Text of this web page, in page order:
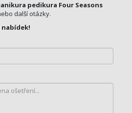
pedikura Four Seasons
další otázky.